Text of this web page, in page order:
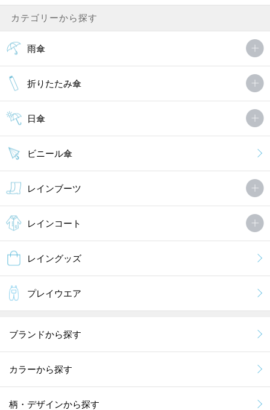
カテゴリーから探す
雨傘
折りたたみ傘
日傘
ビニール傘
レインブーツ
レインコート
レイングッズ
プレイウエア
ブランドから探す
カラーから探す
柄・デザインから探す